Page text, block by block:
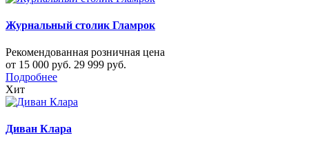
Журнальный столик Гламрок
Рекомендованная розничная цена
от 15 000 руб. 29 999 руб.
Подробнее
Хит
Диван Клара